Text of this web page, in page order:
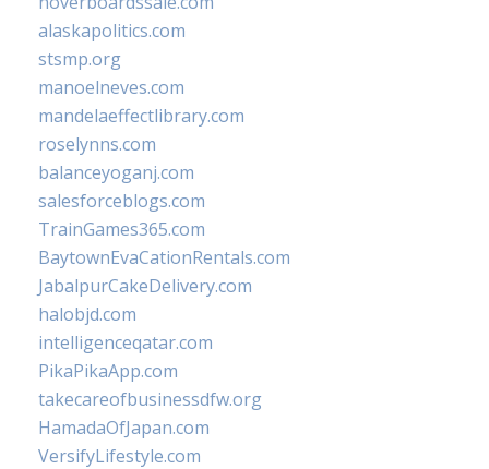
alaskapolitics.com
stsmp.org
manoelneves.com
mandelaeffectlibrary.com
roselynns.com
balanceyoganj.com
salesforceblogs.com
TrainGames365.com
BaytownEvaCationRentals.com
JabalpurCakeDelivery.com
halobjd.com
intelligenceqatar.com
PikaPikaApp.com
takecareofbusinessdfw.org
HamadaOfJapan.com
VersifyLifestyle.com